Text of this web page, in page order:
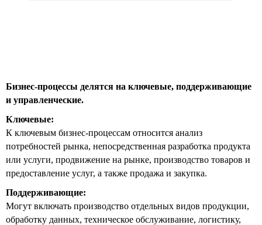
Бизнес-процессы делятся на ключевые, поддерживающие
и управленческие.
Ключевые:
К ключевым бизнес-процессам относится анализ
потребностей рынка, непосредственная разработка продукта
или услуги, продвижение на рынке, производство товаров и
предоставление услуг, а также продажа и закупка.
Поддерживающие:
Могут включать производство отдельных видов продукции,
обработку данных, техническое обслуживание, логистику,